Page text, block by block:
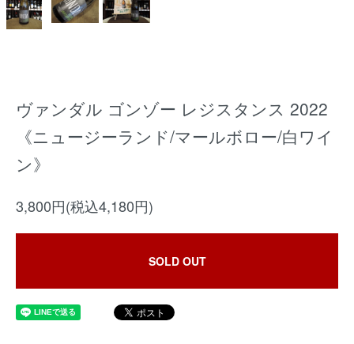
ヴァンダル ゴンゾー レジスタンス 2022
《ニュージーランド/マールボロー/白ワイ
ン》
3,800円(税込4,180円)
SOLD OUT